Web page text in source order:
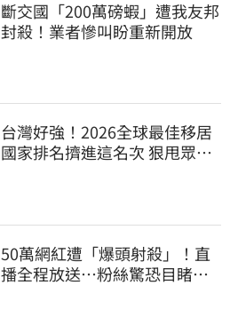
斷交國「200萬磅蝦」遭我友邦
封殺！業者慘叫盼重新開放
台灣好強！2026全球最佳移居
國家排名擠進這名次 狠甩眾多
50萬網紅遭「爆頭射殺」！直
播全程放送…粉絲驚恐目睹慘